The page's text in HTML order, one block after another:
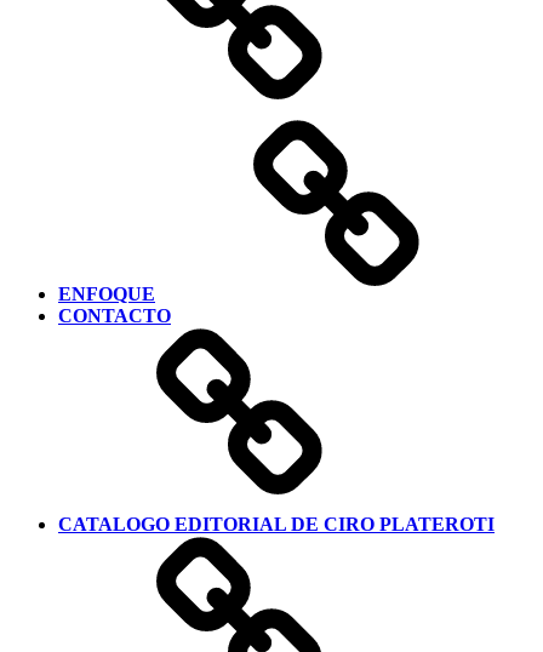
ENFOQUE
CONTACTO
CATALOGO EDITORIAL DE CIRO PLATEROTI